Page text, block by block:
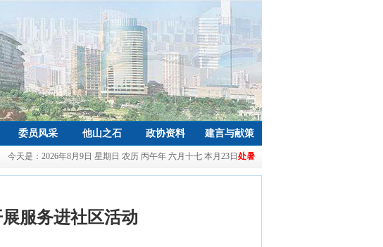
委员风采 他山之石 政协资料 建言与献策
今天是： 2026年8月9日 星期日 农历 丙午年 六月十七 本月23日 处暑
服务进社区活动